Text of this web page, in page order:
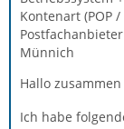
Kontenart (POP /
Postfachanbieter
Münnich
Hallo zusammen
Ich habe